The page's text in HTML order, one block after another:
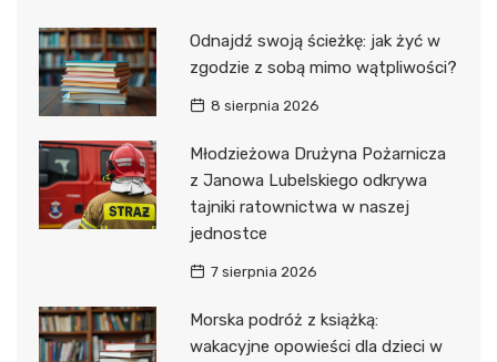
Odnajdź swoją ścieżkę: jak żyć w
zgodzie z sobą mimo wątpliwości?
8 sierpnia 2026
Młodzieżowa Drużyna Pożarnicza
z Janowa Lubelskiego odkrywa
tajniki ratownictwa w naszej
jednostce
7 sierpnia 2026
Morska podróż z książką:
wakacyjne opowieści dla dzieci w